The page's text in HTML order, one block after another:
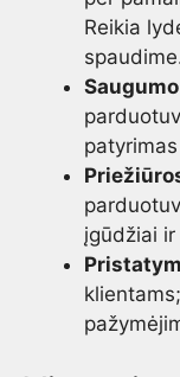
Reikia
įgūdžiai